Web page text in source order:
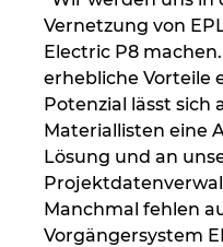
Vernetzung von
Electric P8
erhebliche Vorteile
Potenzial lässt sich
Materiallisten eine
Lösung und an
Manchmal fehlen
Vorgängersystem